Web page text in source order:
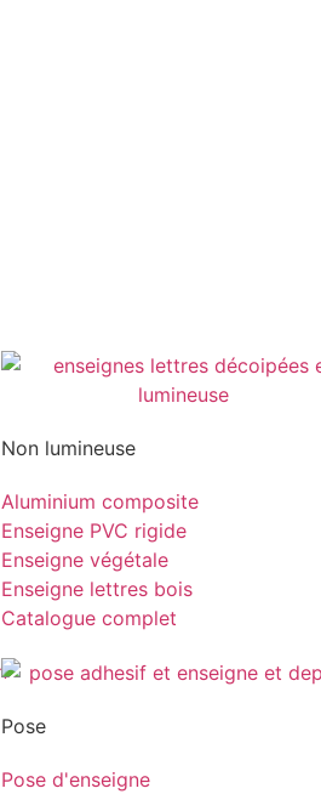
Non lumineuse
Aluminium composite
Enseigne PVC rigide
Enseigne végétale
Enseigne lettres bois
Catalogue complet
Pose
Pose d'enseigne